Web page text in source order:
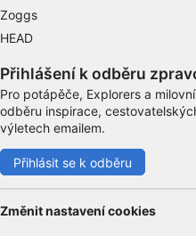
Zoggs
HEAD
Přihlášení k odběru
Pro potápěče, Explorers a
odběru inspirace,
výletech emailem.
Přihlásit se k odběru
Změnit nastavení cookies